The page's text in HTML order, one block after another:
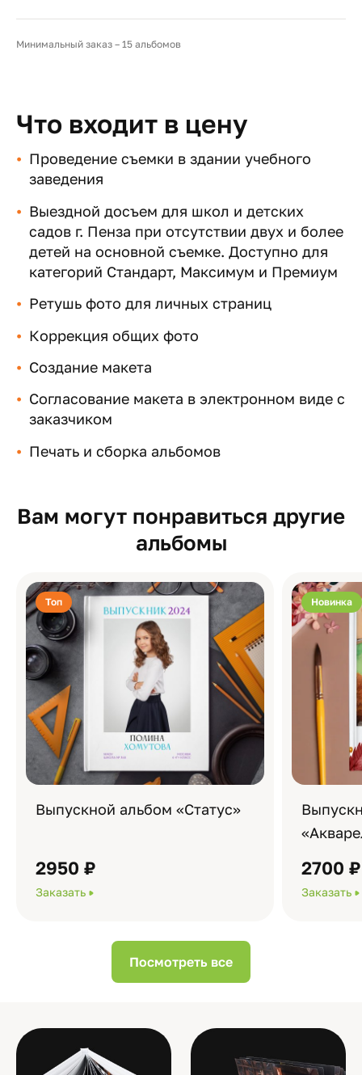
Минимальный заказ – 15 альбомов
Что входит в цену
Проведение съемки в здании учебного
заведения
Выездной досъем для школ и детских
садов г. Пенза при отсутствии двух и более
детей на основной съемке. Доступно для
категорий Стандарт, Максимум и Премиум
Ретушь фото для личных страниц
Коррекция общих фото
Создание макета
Согласование макета в электронном виде с
заказчиком
Печать и сборка альбомов
Вам могут понравиться другие
альбомы
Топ
Выпускной альбом «Статус»
2950 ₽
Заказать
Новинка
2700 ₽
Заказать
Посмотреть все